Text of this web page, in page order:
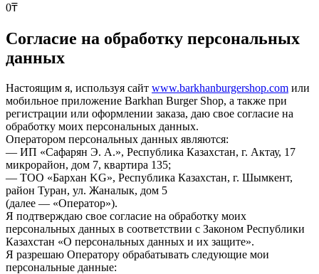
0₸
Согласие на обработку персональных
данных
Настоящим я, используя сайт www.barkhanburgershop.com или
мобильное приложение Barkhan Burger Shop, а также при
регистрации или оформлении заказа, даю свое согласие на
обработку моих персональных данных.
Оператором персональных данных являются:
— ИП «Сафарян Э. А.», Республика Казахстан, г. Актау, 17
микрорайон, дом 7, квартира 135;
— ТОО «Бархан KG», Республика Казахстан, г. Шымкент,
район Туран, ул. Жаналык, дом 5
(далее — «Оператор»).
Я подтверждаю свое согласие на обработку моих
персональных данных в соответствии с Законом Республики
Казахстан «О персональных данных и их защите».
Я разрешаю Оператору обрабатывать следующие мои
персональные данные: